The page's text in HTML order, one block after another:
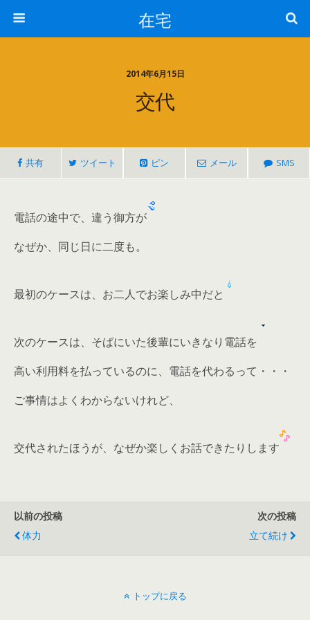
在宅
2014年6月15日
交代
共有 ツイート ピン メール SMS
電話の途中で、違う御方が
なぜか、同じ日に二度も。
最初のケースは、お二人でお楽しみ中だと
次のケースは、そばにいた後輩にいきなり電話を
高い利用料を払っているのに、電話を代わるって・・・
ご事情はよくわからないけれど、
交代されたほうが、なぜか楽しくお話できたりします
以前の投稿
体力
次の投稿
立て続け
トップに戻る